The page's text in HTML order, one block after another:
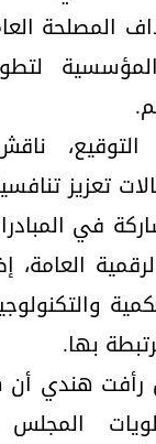
المصلحة
تعزيز
في
بها.
هندي أن
المجلس